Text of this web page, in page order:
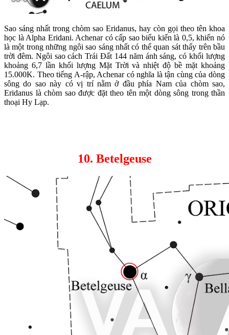
Sao sáng nhất trong chòm sao Eridanus, hay còn gọi theo tên khoa
học là Alpha Eridani. Achenar có cấp sao biểu kiến là 0,5, khiến nó
là một trong những ngôi sao sáng nhất có thể quan sát thấy trên bầu
trời đêm. Ngôi sao cách Trái Đất 144 năm ánh sáng, có khối lượng
khoảng 6,7 lần khối lượng Mặt Trời và nhiệt độ bề mặt khoảng
15.000K. Theo tiếng A-rập, Achenar có nghĩa là tận cùng của dòng
sông do sao này có vị trí nằm ở đầu phía Nam của chòm sao,
Eridanus là chòm sao được đặt theo tên một dòng sông trong thần
thoại Hy Lạp.
10. Betelgeuse